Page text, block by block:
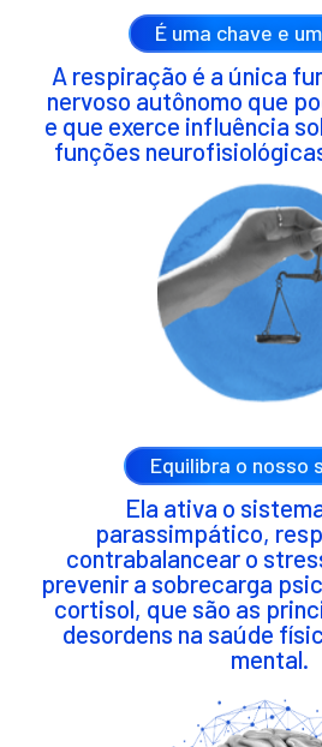
É uma chave e
A respiração é a única
nervoso autônomo que
e que exerce influência
funções
Equilibra o nosso
Ela ativa o
parassimpático,
contrabalancear o
prevenir a sobrecarga
cortisol, que são as
desordens na saúde
mental.